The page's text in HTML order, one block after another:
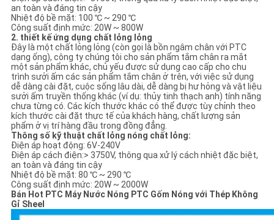
an toàn và đáng tin cậy
Nhiệt độ bề mặt: 100 ℃ ~ 290 ℃
Công suất định mức: 20W ~ 800W
2. thiết kế ứng dụng chất lỏng lỏng
Đây là một chất lỏng lỏng (còn gọi là bồn ngâm chân với PTC
dạng ống), công ty chúng tôi cho sản phẩm tắm chân ra mắt
một sản phẩm khác, chủ yếu được sử dụng cao cấp cho chu
trình sưởi ấm các sản phẩm tắm chân ở trên, với việc sử dụng
dễ dàng cài đặt, cuộc sống lâu dài, dễ dàng bị hư hỏng và vật liệu
sưởi ấm truyền thống khác (ví dụ: thủy tinh thạch anh) tính năng
chưa từng có. Các kích thước khác có thể được tùy chỉnh theo
kích thước cài đặt thực tế của khách hàng, chất lượng sản
phẩm ở vị trí hàng đầu trong đồng đẳng.
Thông số kỹ thuật chất lỏng nóng chất lỏng:
Điện áp hoạt động: 6V-240V
Điện áp cách điện:> 3750V, thông qua xử lý cách nhiệt đặc biệt,
an toàn và đáng tin cậy
Nhiệt độ bề mặt: 80 ℃ ~ 290 ℃
Công suất định mức: 20W ~ 2000W
Bán Hot PTC Máy Nước Nóng PTC Gốm Nóng với Thép Không
Gỉ Sheel